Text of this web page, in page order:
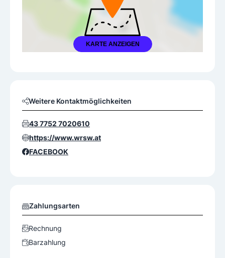
KARTE ANZEIGEN
Weitere Kontaktmöglichkeiten
43 7752 7020610
https://www.wrsw.at
FACEBOOK
Zahlungsarten
Rechnung
Barzahlung